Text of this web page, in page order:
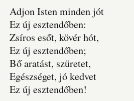
Adjon Isten minden jót
Ez új esztendőben:
Zsíros esőt, kövér hót,
Ez új esztendőben;
Bő aratást, szüretet,
Egészséget, jó kedvet
Ez új esztendőben!